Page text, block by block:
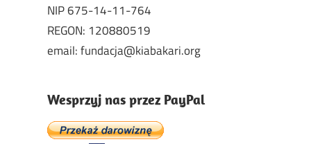
NIP 675-14-11-764
REGON: 120880519
email: fundacja@kiabakari.org
Wesprzyj nas przez PayPal